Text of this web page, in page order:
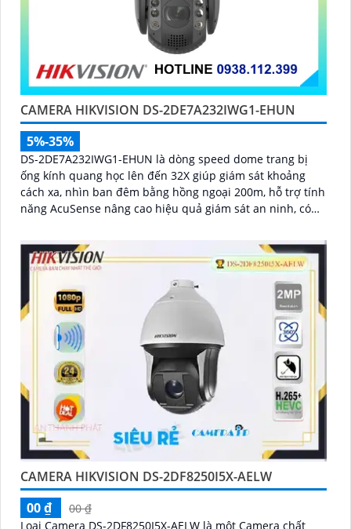
CAMERA HIKVISION DS-2DE7A232IWG1-EHUN
5%-35%
DS-2DE7A232IWG1-EHUN là dòng speed dome trang bị
ống kính quang học lên đến 32X giúp giám sát khoảng
cách xa, nhìn ban đêm bằng hồng ngoại 200m, hỗ trợ tính
năng AcuSense nâng cao hiệu quả giám sát an ninh, có
CAMERA HIKVISION DS-2DF8250I5X-AELW
00 ₫
00 ₫
Loại Camera DS-2DF8250I5X-AELW là một Camera chất